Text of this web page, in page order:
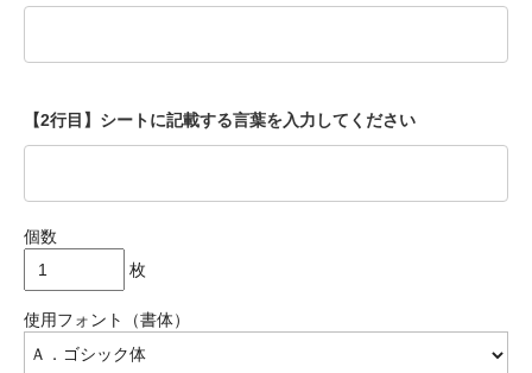
【2行目】シートに記載する言葉を入力してください
個数
枚
使用フォント（書体）